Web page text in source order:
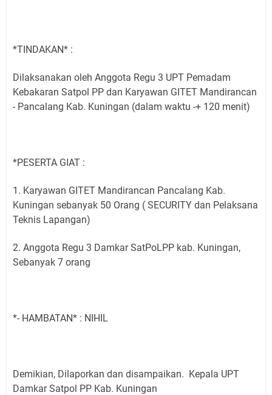
*TINDAKAN* :
Dilaksanakan oleh Anggota Regu 3 UPT Pemadam
Kebakaran Satpol PP dan Karyawan GITET Mandirancan
- Pancalang Kab. Kuningan (dalam waktu -+ 120 menit)
*PESERTA GIAT :
1. Karyawan GITET Mandirancan Pancalang Kab.
Kuningan sebanyak 50 Orang ( SECURITY dan Pelaksana
Teknis Lapangan)
2. Anggota Regu 3 Damkar SatPoLPP kab. Kuningan,
Sebanyak 7 orang
*- HAMBATAN* : NIHIL
Demikian, Dilaporkan dan disampaikan. Kepala UPT
Damkar Satpol PP Kab. Kuningan